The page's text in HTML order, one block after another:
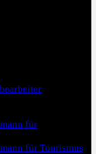
für
für Tourismus